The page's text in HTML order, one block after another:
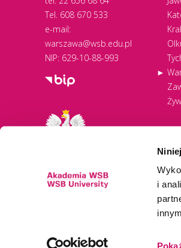
i
Tel. 608 670 533
e-mail:
warszawa@wsb.edu.pl
NIP: 629-10-88-993